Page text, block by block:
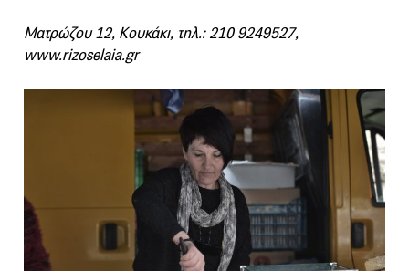
Ματρώζου 12, Κουκάκι, τηλ.: 210 9249527,
www.rizoselaia.gr